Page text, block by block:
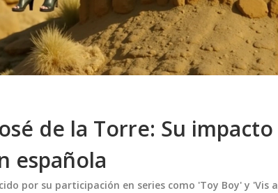
de la Torre: Su impacto
española
por su participación en series como 'Toy Boy' y 'Vis a
ENTRETENIMIENTO